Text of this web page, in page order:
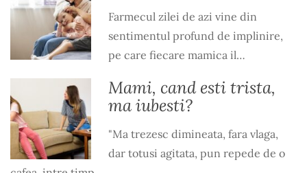
Farmecul zilei de azi vine din
sentimentul profund de implinire,
pe care fiecare mamica il…
Mami, cand esti trista,
ma iubesti?
"Ma trezesc dimineata, fara vlaga,
dar totusi agitata, pun repede de o